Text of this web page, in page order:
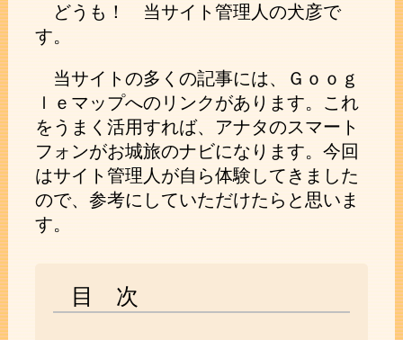
どうも！ 当サイト管理人の犬彦で
す。
当サイトの多くの記事には、Ｇｏｏｇ
ｌｅマップへのリンクがあります。これ
をうまく活用すれば、アナタのスマート
フォンがお城旅のナビになります。今回
はサイト管理人が自ら体験してきました
ので、参考にしていただけたらと思いま
す。
目 次